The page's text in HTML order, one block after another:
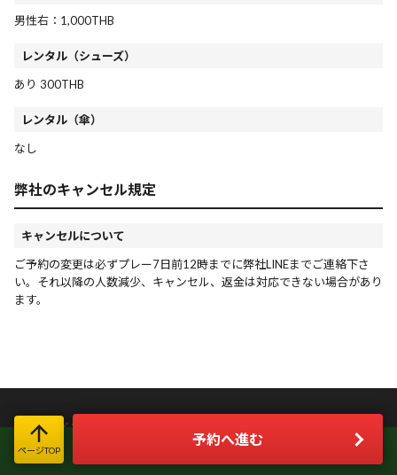
男性右：1,000THB
レンタル（シューズ）
あり 300THB
レンタル（傘）
なし
弊社のキャンセル規定
キャンセルについて
ご予約の変更は必ずプレー7日前12時までに弊社LINEまでご連絡下さ
い。それ以降の人数減少、キャンセル、返金は対応できない場合があり
ます。
どこのゴルフ場を選べばいいのか分からない！
そんな時はGo Golfにお気軽にご相談ください。
ページTOP
予約へ進む
LINE限定お得情報＆簡単お問い合わせ